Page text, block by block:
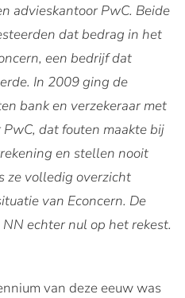
advieskantoor PwC. Beide
dat bedrag in het
een bedrijf dat
In 2009 ging de
bank en verzekeraar met
dat fouten maakte bij
en stellen nooit
ze volledig overzicht
van Econcern. De
echter nul op het rekest.
van deze eeuw was